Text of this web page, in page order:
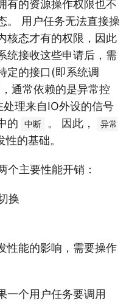
有的资源操作权限也不
。 用户任务无法直接操
核态才有的权限，因此
统接收这些申请后，需
定的接口(即系统调
通常依赖的是异常控
处理来自IO外设的信号
的
中断 。 因此，
异常
的基础。
个主要性能开销：
换
性能的影响，需要操作
一个用户任务要调用